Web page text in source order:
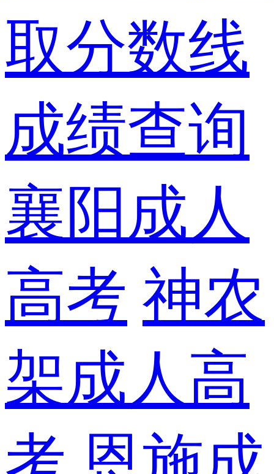
取分数线
成绩查询
襄阳成人
高考 神农
架成人高